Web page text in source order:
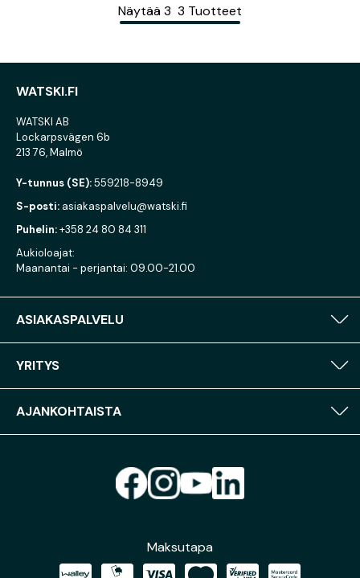
Näytää3 3 Tuotteet
WATSKI.FI
WATSKI AB
Lockarpsvägen 6b
213 76, Malmö
Y-tunnus (SE):559218-8949
S-posti: asiakaspalvelu@watski.fi
Puhelin:+358 24 80 84 311
Aukioloajat:
Maanantai - perjantai: 09.00-21.00
ASIAKASPALVELU
YRITYS
AJANKOHTAISTA
Maksutapa